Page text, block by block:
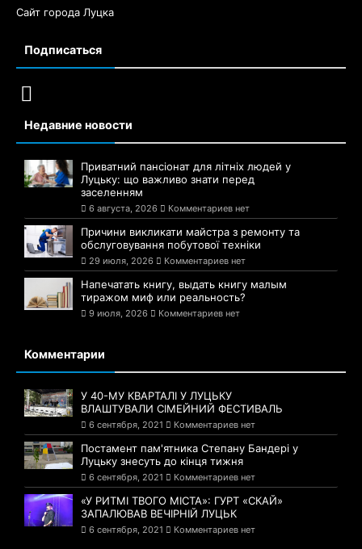
Сайт города Луцка
Подписаться
Недавние новости
Приватний пансіонат для літніх людей у
Луцьку: що важливо знати перед
заселенням
6 августа, 2026 Комментариев нет
Причини викликати майстра з ремонту та
обслуговування побутової техніки
29 июля, 2026 Комментариев нет
Напечатать книгу, выдать книгу малым
тиражом миф или реальность?
9 июля, 2026 Комментариев нет
Комментарии
У 40-МУ КВАРТАЛІ У ЛУЦЬКУ
ВЛАШТУВАЛИ СІМЕЙНИЙ ФЕСТИВАЛЬ
6 сентября, 2021 Комментариев нет
Постамент пам'ятника Степану Бандері у
Луцьку знесуть до кінця тижня
6 сентября, 2021 Комментариев нет
«У РИТМІ ТВОГО МІСТА»: ГУРТ «СКАЙ»
ЗАПАЛЮВАВ ВЕЧІРНІЙ ЛУЦЬК
6 сентября, 2021 Комментариев нет